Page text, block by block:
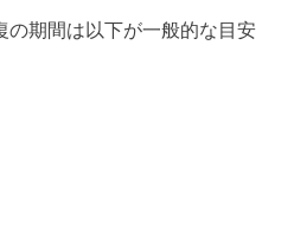
の期間は以下が一般的な目安